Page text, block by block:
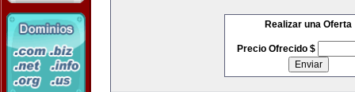
Realizar una Oferta
Precio Ofrecido $